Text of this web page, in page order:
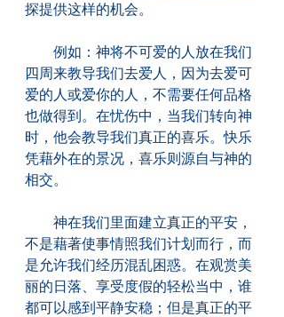
探提供这样的机会。
例如：神将不可爱的人放在我们
四周来教导我们去爱人，因为去爱可
爱的人或爱你的人，不需要任何品格
也做得到。在忧伤中，当我们转向神
时，他会教导我们真正的喜乐。快乐
凭藉外在的景况，喜乐则源自与神的
相交。
神在我们里面建立真正的平安，
不是藉著使事情照我们计划而行，而
是允许我们经历混乱困惑。在观赏美
丽的日落、享受度假的轻松当中，谁
都可以感到平静安稳；但是真正的平